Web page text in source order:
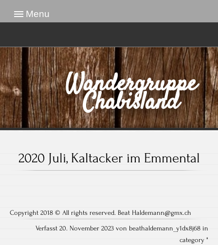
Menu
Wandergruppe
Chabisland
2020 Juli, Kaltacker im Emmental
Copyright 2018 © All rights reserved. Beat Haldemann@gmx.ch
Verfasst 20. November 2023 von beathaldemann_y1dx8j68 in
category "